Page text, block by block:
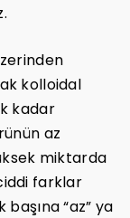
kolloidal
kadar
az
miktarda
farklar
“az” ya